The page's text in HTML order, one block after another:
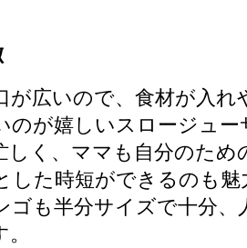
が広いので、食材が入れ
のが嬉しいスロージュー
しく、ママも自分のため
した時短ができるのも魅
ゴも半分サイズで十分、